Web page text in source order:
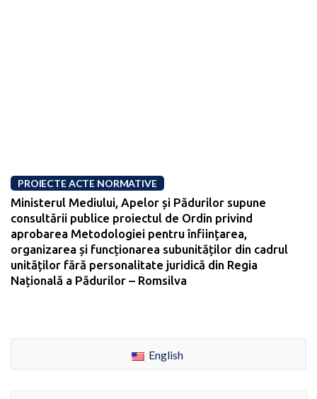
PROIECTE ACTE NORMATIVE
Ministerul Mediului, Apelor și Pădurilor supune
consultării publice proiectul de Ordin privind
aprobarea Metodologiei pentru înființarea,
organizarea și funcționarea subunităților din cadrul
unităților fără personalitate juridică din Regia
Națională a Pădurilor – Romsilva
English